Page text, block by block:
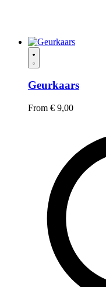
Geurkaars
From € 9,00